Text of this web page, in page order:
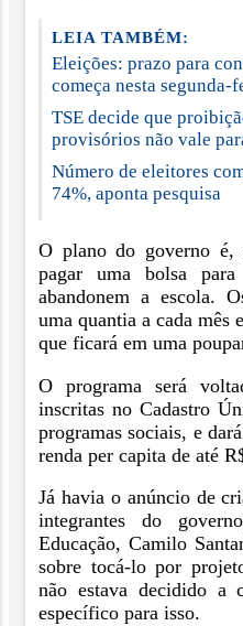
LEIA TAMBÉM:
Eleições: prazo para
começa nesta segunda-
TSE decide que
provisórios não vale
Número de eleitores
74%, aponta pesquisa
O plano do governo
pagar uma bolsa
abandonem a escola.
uma quantia a cada mês
que ficará em uma
O programa será
inscritas no Cadastro
programas sociais, e
renda per capita de até
Já havia o anúncio de
integrantes do
Educação, Camilo
sobre tocá-lo por
não estava decidido a
específico para isso.